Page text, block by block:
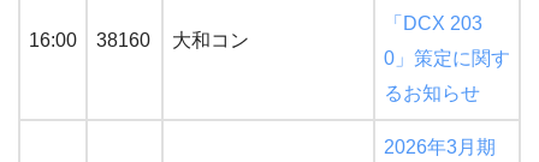
16:00 38160 大和コン
「DCX 203
0」策定に関す
るお知らせ
2026年3月期